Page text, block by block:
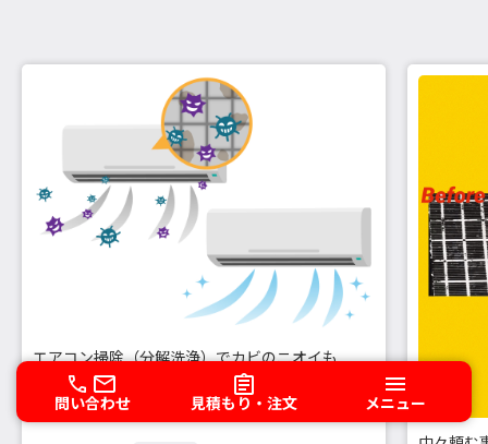
エアコン掃除（分解洗浄）でカビのニオイも
スッキリ！
問い合わせ 見積もり・注文 メニュー